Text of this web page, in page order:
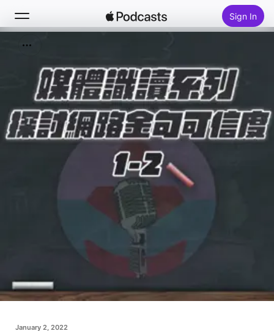
Sign In
Home
New
Top Charts
January 2, 2022